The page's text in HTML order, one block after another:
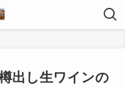
出し生ワインの